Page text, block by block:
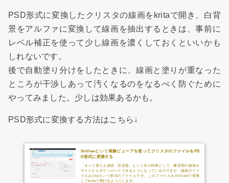
PSD形式に変換したクリスタの線画をkritaで開き、白背
景をアルファに変換して線画を抽出するときは、事前に
レベル補正を使って少し線画を濃くしておくといいかも
しれないです。
後で自動塗り分けをしたときに、線画と塗りが重なった
ところが干渉しあって汚くなるのをなるべく防ぐために
やってみました。少しは効果あるかも。
PSD形式に変換する方法はこちら↓
XnViewという画像ビューアを使ってクリスタのファイルをPS
D形式に変換する
「キャラ塗り上達術 決定版」という本の特典として、練習用の線画を
サイトからダウンロードできるようになっているのですが、線画のファ
イルはclipという形式のファイルです。このファイルをXnViewで変換
してkritaで開けるようにします。